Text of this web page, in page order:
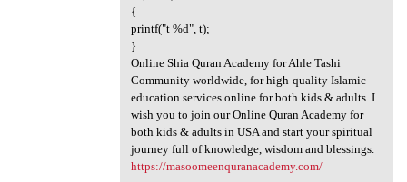
{
printf("t %d", t);
}
Online Shia Quran Academy for Ahle Tashi
Community worldwide, for high-quality Islamic
education services online for both kids & adults. I
wish you to join our Online Quran Academy for
both kids & adults in USA and start your spiritual
journey full of knowledge, wisdom and blessings.
https://masoomeenquranacademy.com/